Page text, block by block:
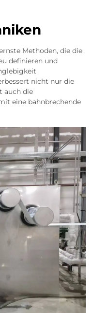
Methoden, die die
definieren und
nicht nur die
auch die
eine bahnbrechende